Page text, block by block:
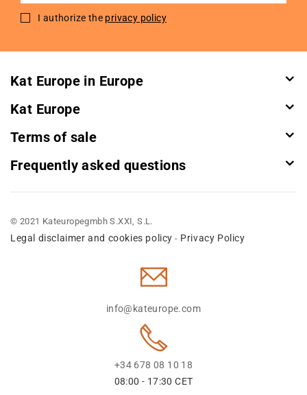
for
I authorize the privacy policy
Kat Europe in Europe
Kat Europe
Terms of sale
Frequently asked questions
© 2021 Kateuropegmbh S.XXI, S.L.
Legal disclaimer and cookies policy - Privacy Policy
info@kateurope.com
+34 678 08 10 18
08:00 - 17:30 CET